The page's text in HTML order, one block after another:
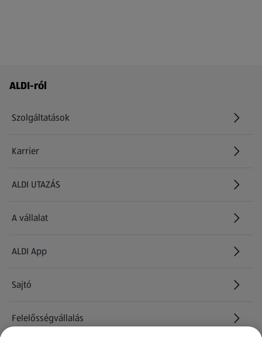
Láblécmenü - további linkek
ALDI-ról
Szolgáltatások
Karrier
(új oldalon nyílik meg)
ALDI UTAZÁS
(új oldalon nyílik meg)
A vállalat
ALDI App
Sajtó
Felelősségvállalás